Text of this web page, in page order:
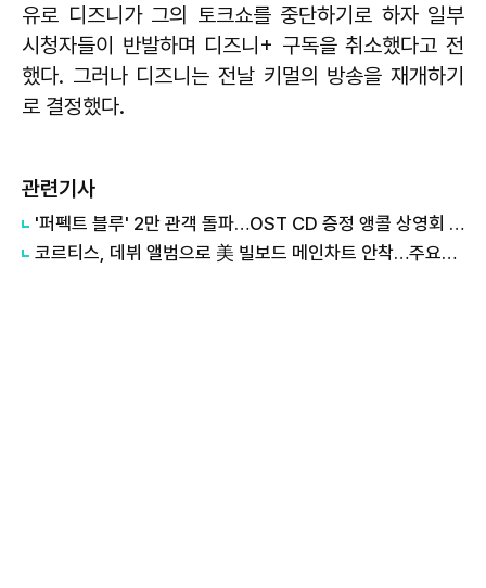
유로 디즈니가 그의 토크쇼를 중단하기로 하자 일부
시청자들이 반발하며 디즈니+ 구독을 취소했다고 전
했다. 그러나 디즈니는 전날 키멀의 방송을 재개하기
로 결정했다.
관련기사
'퍼펙트 블루' 2만 관객 돌파…OST CD 증정 앵콜 상영회 확정
코르티스, 데뷔 앨범으로 美 빌보드 메인차트 안착…주요차트 휩쓸어